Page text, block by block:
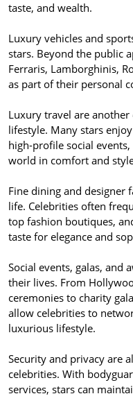
taste, and wealth.
Luxury vehicles and
stars. Beyond the public
Ferraris, Lamborghinis,
as part of their personal
Luxury travel are
lifestyle. Many stars
high-profile social
world in comfort and
Fine dining and designer
life. Celebrities often
top fashion boutiques,
taste for elegance and
Social events, galas, and
their lives. From
ceremonies to charity
allow celebrities to
luxurious lifestyle.
Security and privacy are
celebrities. With
services, stars can